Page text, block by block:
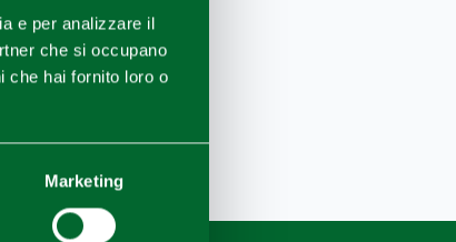
e per analizzare il
che si occupano
che hai fornito loro o
Marketing